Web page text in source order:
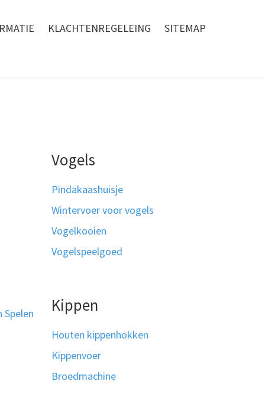
KLACHTENREGELEING SITEMAP
Spelen
Vogels
Pindakaashuisje
Wintervoer voor vogels
Vogelkooien
Vogelspeelgoed
Kippen
Houten kippenhokken
Kippenvoer
Broedmachine